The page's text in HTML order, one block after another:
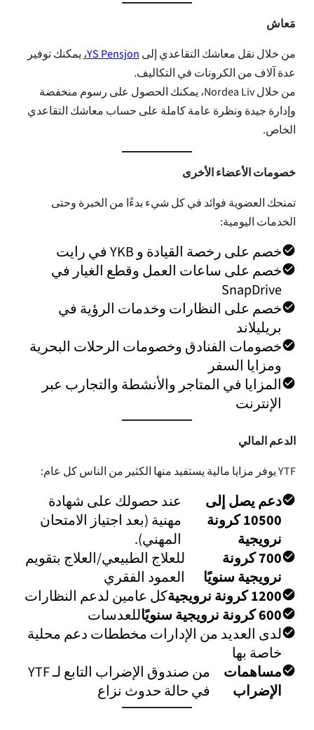
مَعاش
من خلال نقل معاشك التقاعدي إلى YS Pensjon، يمكنك توفير
عدة آلاف من الكرونات في التكاليف.
من خلال Nordea Liv، يمكنك الحصول على رسوم منخفضة
وإدارة جيدة ونظرة عامة كاملة على حساب معاشك التقاعدي
الخاص.
خصومات الأعضاء الأخرى
تمنحك العضوية فوائد في كل شيء بدءًا من الخبرة وحتى
الخدمات اليومية:
خصم على رخصة القيادة و YKB في رايت
خصم على ساعات العمل وقطع الغيار في
SnapDrive
خصم على النظارات وخدمات الرؤية في
بريليلاند
خصومات الفنادق وخصومات الرحلات البحرية
ومزايا السفر
المزايا في المتاجر والأنشطة والتجارب عبر
الإنترنت
الدعم المالي
YTF يوفر مزايا مالية يستفيد منها الكثير من الناس كل عام:
دعم يصل إلى
10500 كرونة
نرويجية
عند حصولك على شهادة
مهنية (بعد اجتياز الامتحان
المهني).
700 كرونة
نرويجية سنويًا
للعلاج الطبيعي/العلاج بتقويم
العمود الفقري
1200 كرونة نرويجية
كل عامين لدعم النظارات
600 كرونة نرويجية سنويًا
للعدسات
لدى العديد من الإدارات مخططات دعم محلية
خاصة بها
مساهمات
الإضراب
من صندوق الإضراب التابع لـ YTF
في حالة حدوث نزاع